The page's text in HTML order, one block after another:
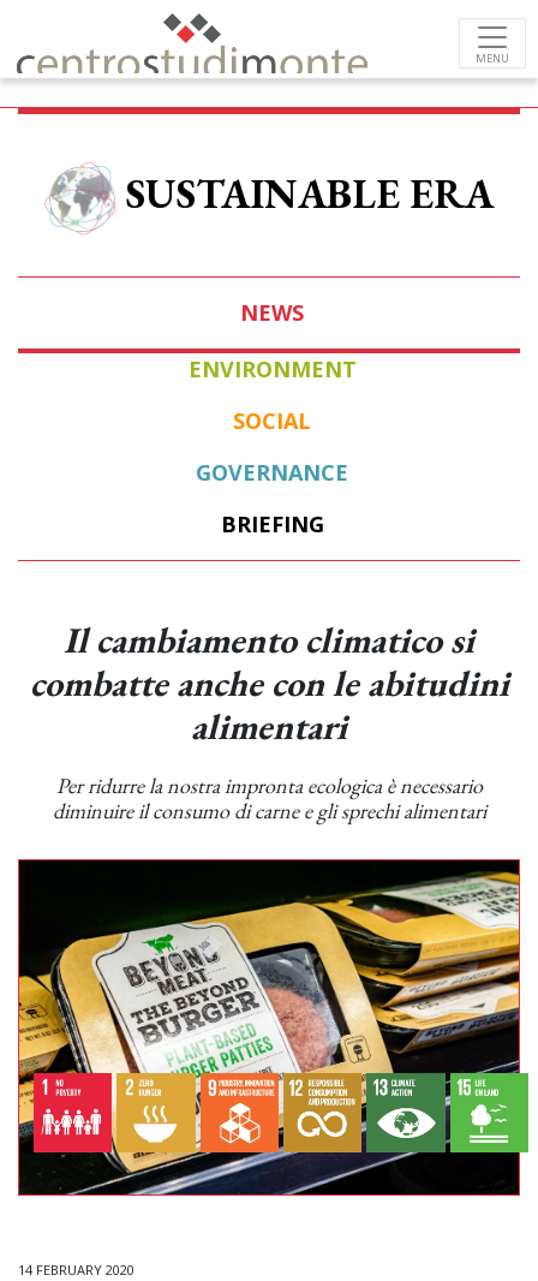
MENU
SUSTAINABLE ERA
NEWS
ENVIRONMENT
SOCIAL
GOVERNANCE
BRIEFING
Il cambiamento climatico si
combatte anche con le abitudini
alimentari
Per ridurre la nostra impronta ecologica è necessario
diminuire il consumo di carne e gli sprechi alimentari
14 FEBRUARY 2020